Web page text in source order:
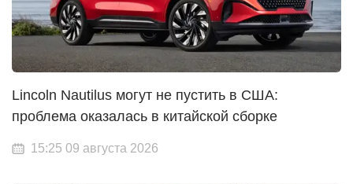
Lincoln Nautilus могут не пустить в США:
проблема оказалась в китайской сборке
15:25 09 августа 2026